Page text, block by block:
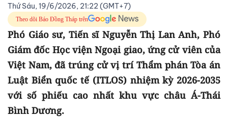
Thứ Sáu, 19/6/2026, 21:22 (GMT+7)
Theo dõi Báo Đồng Tháp trên
Phó Giáo sư, Tiến sĩ Nguyễn Thị Lan Anh, Phó
Giám đốc Học viện Ngoại giao, ứng cử viên của
Việt Nam, đã trúng cử vị trí Thẩm phán Tòa án
Luật Biển quốc tế (ITLOS) nhiệm kỳ 2026-2035
với số phiếu cao nhất khu vực châu Á-Thái
Bình Dương.